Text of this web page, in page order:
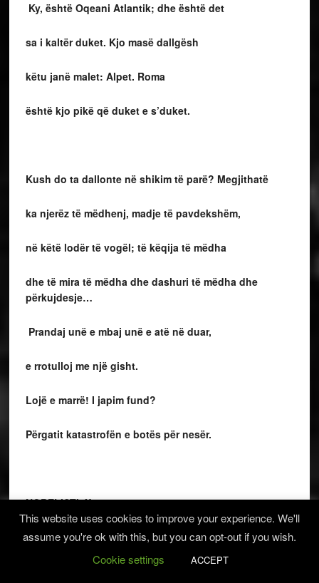
Ky, është Oqeani Atlantik; dhe është det
sa i kaltër duket. Kjo masë dallgësh
këtu janë malet: Alpet. Roma
është kjo pikë që duket e s’duket.
Kush do ta dallonte në shikim të parë? Megjithatë
ka njerëz të mëdhenj, madje të pavdekshëm,
në këtë lodër të vogël; të këqija të mëdha
dhe të mira të mëdha dhe dashuri të mëdha dhe
përkujdesje…
Prandaj unë e mbaj unë e atë në duar,
e rrotulloj me një gisht.
Lojë e marrë! I japim fund?
Përgatit katastrofën e botës për nesër.
NOBELISTI X 1945/
GABRIELA MISTRAL 1889 –1957 /
This website uses cookies to improve your experience. We'll
assume you're ok with this, but you can opt-out if you wish.
Cookie settings
ACCEPT